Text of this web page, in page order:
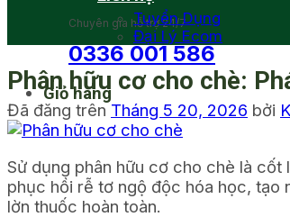
Chuyên gia hỗ trợ 24/7
0336 001 586
Giỏ hàng
Tuyển Dụng
Đại Lý Ecom
Phân hữu cơ cho chè:
Đã đăng trên Tháng 5 20, 2026 bởi
Sử dụng phân hữu cơ cho chè là cốt
phục hồi rễ tơ ngộ độc hóa học, tạo
lờn thuốc hoàn toàn.